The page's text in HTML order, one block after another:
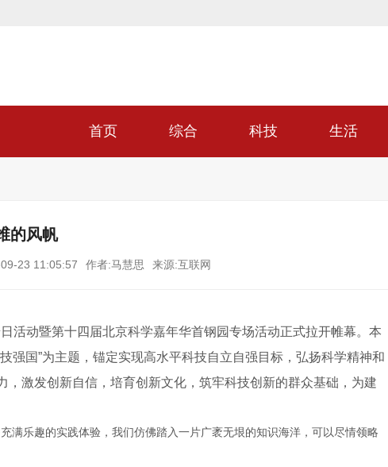
首页 综合 科技 生活
的风帆
23 11:05:57 作者:马慧思 来源:互联网
动暨第十四届北京科学嘉年华首钢园专场活动正式拉开帷幕。本
强国”为主题，锚定实现高水平科技自立自强目标，弘扬科学精神和
，激发创新自信，培育创新文化，筑牢科技创新的群众基础，为建
满乐趣的实践体验，我们仿佛踏入一片广袤无垠的知识海洋，可以尽情领略